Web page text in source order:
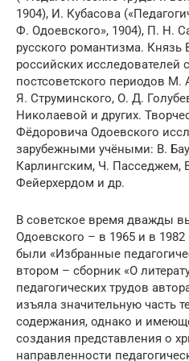
1904), И. Кубасова
Ф. Одоевского», 1904), П. Н.
русского романтизма. Князь
российских исследователей
постсоветского периодов М.
Я. Струминского, О. Д.
Николаевой и других.
Фёдоровича Одоевского
зарубежными учёными: В.
Карлингским, Ч. Пасседжем,
Фейерхердом и др.
В советское время дважды
Одоевского – в 1965 и в 1982
были «Избранные
втором – сборник «О
педагогических трудов
изъяла значительную часть
содержания, однако и
создания представления о
направленности